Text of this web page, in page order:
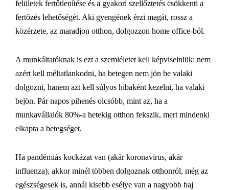
felületek fertőtlenítése és a gyakori szellőztetés csökkenti a
fertőzés lehetőségét. Aki gyengének érzi magát, rossz a
közérzete, az maradjon otthon, dolgozzon home office-ból.
A munkáltatóknak is ezt a szemléletet kell képviselniük: nem
azért kell méltatlankodni, ha betegen nem jön be valaki
dolgozni, hanem azt kell súlyos hibaként kezelni, ha valaki
bejön. Pár napos pihenés olcsóbb, mint az, ha a
munkavállalók 80%-a hetekig otthon fekszik, mert mindenki
elkapta a betegséget.
Ha pandémiás kockázat van (akár koronavírus, akár
influenza), akkor minél többen dolgoznak otthonról, még az
egészségesek is, annál kisebb esélye van a nagyobb baj